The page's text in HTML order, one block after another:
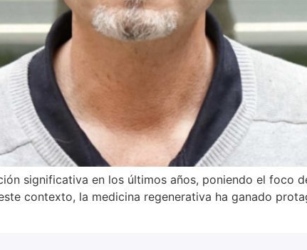
significativa en los últimos años, poniendo el foco
contexto, la medicina regenerativa ha ganado